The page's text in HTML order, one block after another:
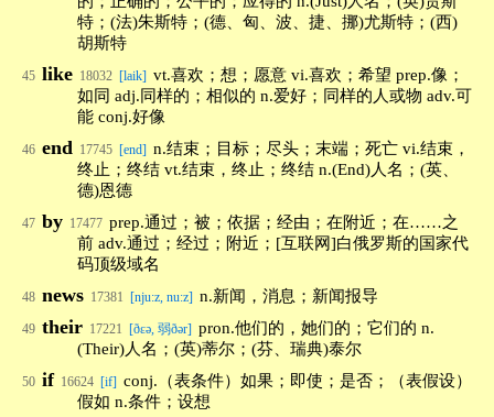
特；(法)朱斯特；(德、匈、波、捷、挪)尤斯特；(西)
胡斯特
45 like 18032 [laik] vt.喜欢；想；愿意 vi.喜欢；希望 prep.像；
如同 adj.同样的；相似的 n.爱好；同样的人或物 adv.可
能 conj.好像
46 end 17745 [end] n.结束；目标；尽头；末端；死亡 vi.结束，
终止；终结 vt.结束，终止；终结 n.(End)人名；(英、
德)恩德
47 by 17477 prep.通过；被；依据；经由；在附近；在……之
前 adv.通过；经过；附近；[互联网]白俄罗斯的国家代
码顶级域名
48 news 17381 [nju:z, nu:z] n.新闻，消息；新闻报导
49 their 17221 [ðεə, 弱ðər] pron.他们的，她们的；它们的 n.
(Their)人名；(英)蒂尔；(芬、瑞典)泰尔
50 if 16624 [if] conj.（表条件）如果；即使；是否；（表假设）
假如 n.条件；设想